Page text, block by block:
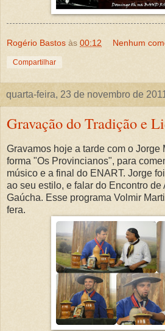
Rogério Bastos às 00:12 Nenhum
Compartilhar
quarta-feira, 23 de novembro de
Gravação do Tradição e
Gravamos hoje a tarde com o Jorge
forma "Os Provincianos", para
músico e a final do ENART. Jorge
ao seu estilo, e falar do Encontro de
Gaúcha. Esse programa Volmir
fera.